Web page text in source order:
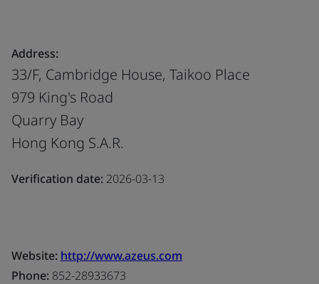
Address:
33/F, Cambridge House, Taikoo Place
979 King's Road
Quarry Bay
Hong Kong S.A.R.
Verification date: 2026-03-13
Website: http://www.azeus.com
Phone: 852-28933673